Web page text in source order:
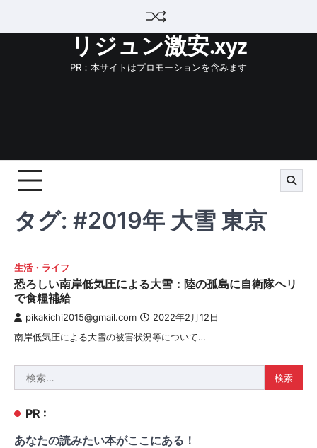
リジュン激安.xyz
PR：本サイトはプロモーションを含みます
タグ: #2019年 大雪 東京
生活・ライフ
恐ろしい南岸低気圧による大雪：陸の孤島に自衛隊ヘリ
で食糧補給
pikakichi2015@gmail.com 2022年2月12日
南岸低気圧による大雪の被害状況等について…
索:
PR :
あなたの読みたい本がここにある！